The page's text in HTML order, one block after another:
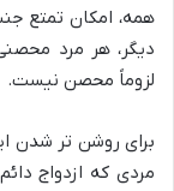
همه، امکان تمتع
دیگر، هر مرد
لزوماً محصن نیست.
برای روشن تر شدن
مردی که ازدواج